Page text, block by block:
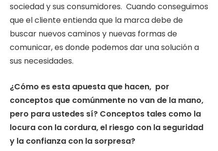
sociedad y sus consumidores. Cuando conseguimos
que el cliente entienda que la marca debe de
buscar nuevos caminos y nuevas formas de
comunicar, es donde podemos dar una solución a
sus necesidades.
¿Cómo es esta apuesta que hacen, por
conceptos que comúnmente no van de la mano,
pero para ustedes sí? Conceptos tales como la
locura con la cordura, el riesgo con la seguridad
y la confianza con la sorpresa?